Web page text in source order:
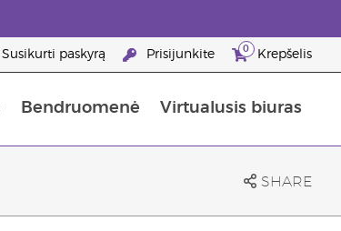
Susikurti paskyrą Prisijunkite 0 Krepšelis
Bendruomenė Virtualusis biuras
SHARE